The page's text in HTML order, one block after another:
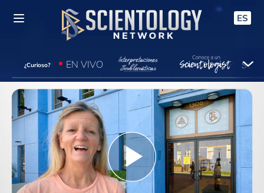
ES
¿Curioso? EN VIVO
Play